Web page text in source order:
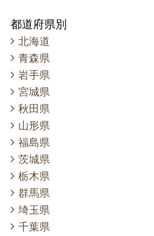
都道府県別
北海道
青森県
岩手県
宮城県
秋田県
山形県
福島県
茨城県
栃木県
群馬県
埼玉県
千葉県